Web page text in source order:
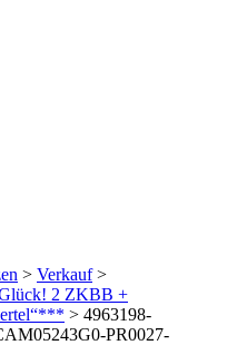
> Verkauf>
2 ZKBB +
> 4963198-
PR0027-